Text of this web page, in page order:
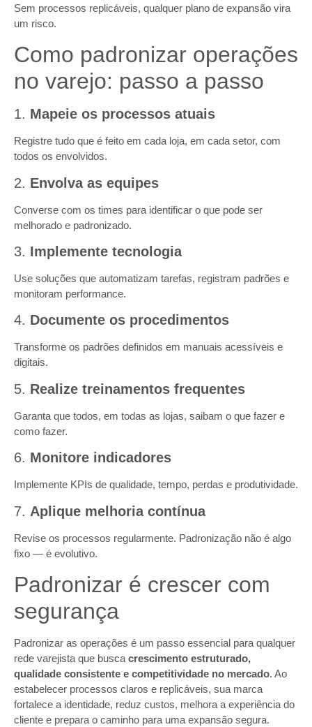
Sem processos replicáveis, qualquer plano de expansão vira
um risco.
Como padronizar operações
no varejo: passo a passo
1. Mapeie os processos atuais
Registre tudo que é feito em cada loja, em cada setor, com
todos os envolvidos.
2. Envolva as equipes
Converse com os times para identificar o que pode ser
melhorado e padronizado.
3. Implemente tecnologia
Use soluções que automatizam tarefas, registram padrões e
monitoram performance.
4. Documente os procedimentos
Transforme os padrões definidos em manuais acessíveis e
digitais.
5. Realize treinamentos frequentes
Garanta que todos, em todas as lojas, saibam o que fazer e
como fazer.
6. Monitore indicadores
Implemente KPIs de qualidade, tempo, perdas e produtividade.
7. Aplique melhoria contínua
Revise os processos regularmente. Padronização não é algo
fixo — é evolutivo.
Padronizar é crescer com
segurança
Padronizar as operações é um passo essencial para qualquer
rede varejista que busca crescimento estruturado,
qualidade consistente e competitividade no mercado. Ao
estabelecer processos claros e replicáveis, sua marca
fortalece a identidade, reduz custos, melhora a experiência do
cliente e prepara o caminho para uma expansão segura.